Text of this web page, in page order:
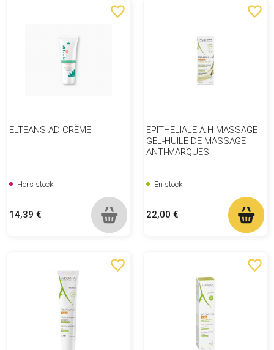
favorite_border
ELTEANS AD CRÈME
Hors stock
Prix
14,39 €
favorite_border
EPITHELIALE A.H MASSAGE
GEL-HUILE DE MASSAGE
ANTI-MARQUES
En stock
Prix
22,00 €
favorite_border favorite_border